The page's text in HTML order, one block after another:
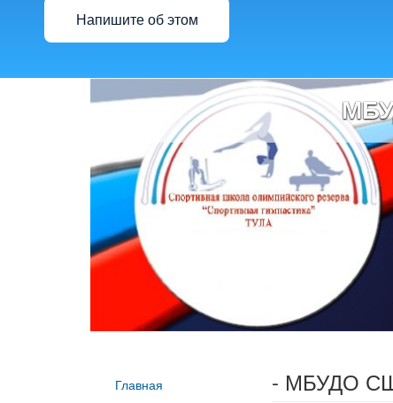
Напишите об этом
Главная
- МБУДО